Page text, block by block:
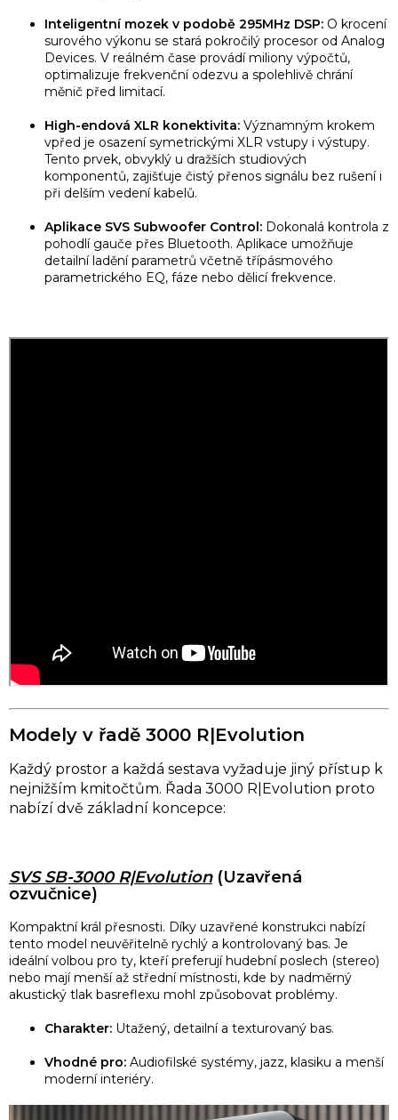
Inteligentní mozek v podobě 295MHz DSP: O krocení
surového výkonu se stará pokročilý procesor od Analog
Devices. V reálném čase provádí miliony výpočtů,
optimalizuje frekvenční odezvu a spolehlivě chrání
měnič před limitací.
High-endová XLR konektivita: Významným krokem
vpřed je osazení symetrickými XLR vstupy i výstupy.
Tento prvek, obvyklý u dražších studiových
komponentů, zajišťuje čistý přenos signálu bez rušení i
při delším vedení kabelů.
Aplikace SVS Subwoofer Control: Dokonalá kontrola z
pohodlí gauče přes Bluetooth. Aplikace umožňuje
detailní ladění parametrů včetně třípásmového
parametrického EQ, fáze nebo dělicí frekvence.
Modely v řadě 3000 R|Evolution
Každý prostor a každá sestava vyžaduje jiný přístup k
nejnižším kmitočtům. Řada 3000 R|Evolution proto
nabízí dvě základní koncepce:
SVS SB-3000 R|Evolution(Uzavřená
ozvučnice)
Kompaktní král přesnosti. Díky uzavřené konstrukci nabízí
tento model neuvěřitelně rychlý a kontrolovaný bas. Je
ideální volbou pro ty, kteří preferují hudební poslech (stereo)
nebo mají menší až střední místnosti, kde by nadměrný
akustický tlak basreflexu mohl způsobovat problémy.
Charakter: Utažený, detailní a texturovaný bas.
Vhodné pro: Audiofilské systémy, jazz, klasiku a menší
moderní interiéry.